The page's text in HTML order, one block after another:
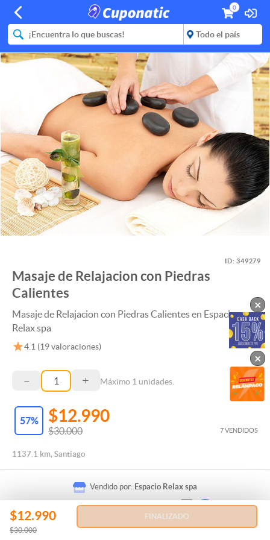
0
ID:349279
Masaje de Relajacion con Piedras
Calientes
Masaje de Relajacion con Piedras Calientes en Espacio
Relax spa
4.1 (19 valoraciones)
– + Máximo 1 unidades.
57% $12.990
$30.000 7 VENDIDOS
1137.1 km, Santiago
Vendido por: Espacio Relax spa
$12.990
$30.000
FINALIZADO
×
×